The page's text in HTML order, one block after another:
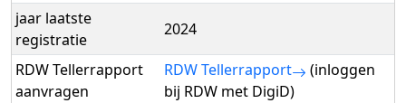
jaar laatste
registratie
2024
RDW Tellerrapport
aanvragen
RDW Tellerrapport
(inloggen
bij RDW met DigiD)